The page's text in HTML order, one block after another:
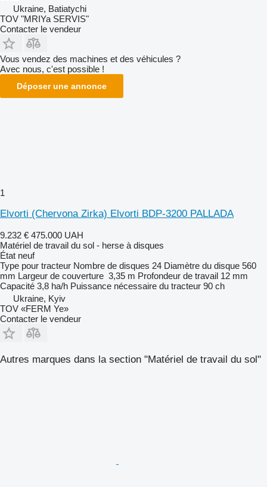
Ukraine, Batiatychi
TOV "MRIYa SERVIS"
Contacter le vendeur
Vous vendez des machines et des véhicules ?
Avec nous, c'est possible !
Déposer une annonce
1
Elvorti (Chervona Zirka) Elvorti BDP-3200 PALLADA
9.232 € 475.000 UAH
Matériel de travail du sol - herse à disques
État neuf
Type pour tracteur Nombre de disques 24 Diamètre du disque 560
mm Largeur de couverture 3,35 m Profondeur de travail 12 mm
Capacité 3,8 ha/h Puissance nécessaire du tracteur 90 ch
Ukraine, Kyiv
TOV «FERM Ye»
Contacter le vendeur
Autres marques dans la section "Matériel de travail du sol"